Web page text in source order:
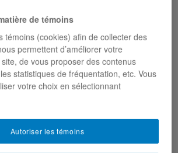
de témoins
témoins (cookies) afin de collecter des
permettent d’améliorer votre
de vous proposer des contenus
statistiques de fréquentation, etc. Vous
votre choix en sélectionnant
Autoriser les témoins